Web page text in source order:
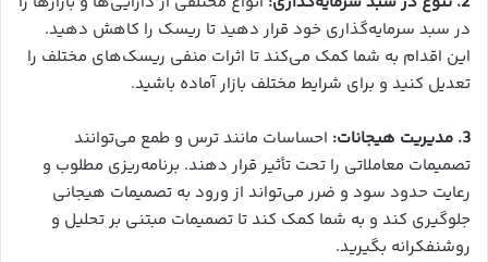
در سبد سرمایه‌گذاری خود قرار دهید تا ریسک را کاهش دهید.
این اقدام به شما کمک می‌کند تا اثرات منفی ریسک‌های مختلف را
تعدیل کنید و برای شرایط مختلف بازار آماده باشید.
3. مدیریت هیجانات:
احساسات مانند ترس و طمع می‌توانند
تصمیمات معاملاتی را تحت تأثیر قرار دهند. برنامه‌ریزی مطلوب و
رعایت حدود سود و ضرر می‌تواند از ورود به تصمیمات هیجانی
جلوگیری کند و به شما کمک کند تا تصمیمات مبتنی بر تحلیل و
روشنفکرانه بگیرید.